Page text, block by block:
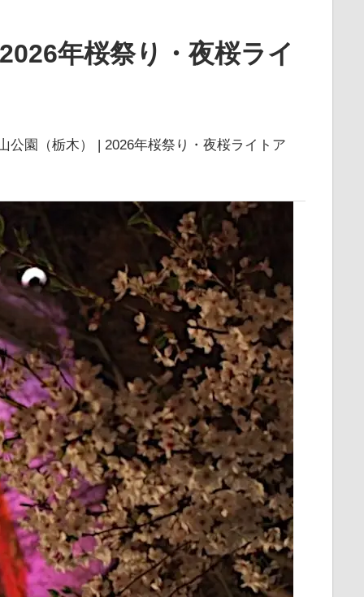
年桜祭り・夜桜ライ
公園（栃木） | 2026年桜祭り・夜桜ライトア